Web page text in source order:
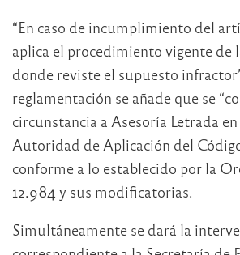
“En caso de incumplimiento del
aplica el procedimiento vigente de
donde reviste el supuesto
reglamentación se añade que se
circunstancia a Asesoría Letrada
Autoridad de Aplicación del
conforme a lo establecido por la
12.984 y sus modificatorias.
Simultáneamente se dará la